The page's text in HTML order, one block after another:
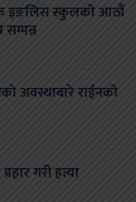
इङलिस स्कुलको आठौं
सम्पन्न
अवस्थाबारे राईनको
गरी हत्या